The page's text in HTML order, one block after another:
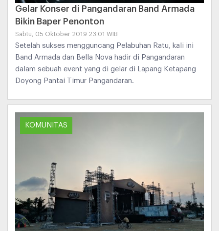
Gelar Konser di Pangandaran Band Armada
Bikin Baper Penonton
Sabtu, 05 Oktober 2019 23:01 WIB
Setelah sukses mengguncang Pelabuhan Ratu, kali ini
Band Armada dan Bella Nova hadir di Pangandaran
dalam sebuah event yang di gelar di Lapang Ketapang
Doyong Pantai Timur Pangandaran.
KOMUNITAS